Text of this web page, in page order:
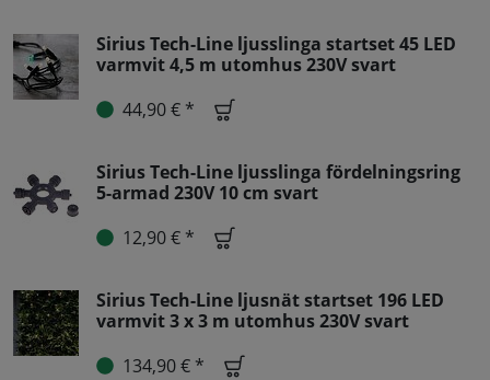
Sirius Tech-Line ljusslinga startset 45 LED
varmvit 4,5 m utomhus 230V svart
44,90 € *
Sirius Tech-Line ljusslinga fördelningsring
5-armad 230V 10 cm svart
12,90 € *
Sirius Tech-Line ljusnät startset 196 LED
varmvit 3 x 3 m utomhus 230V svart
134,90 € *